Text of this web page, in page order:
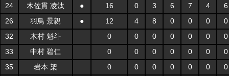
24
木佐貫 凌汰 ● 16 0 3 6 7 4
6
26
羽鳥 景親 ● 12 4 8 0 0 0
0
32
木村 魁斗 0 0 0 0 0 0
0
33
中村 碧仁 0 0 0 0 0 0
0
35
岩本 架 0 0 0 0 0 0
0